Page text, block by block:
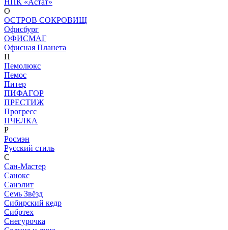
НПК «Астат»
О
ОСТРОВ СОКРОВИЩ
Офисбург
ОФИСМАГ
Офисная Планета
П
Пемолюкс
Пемос
Питер
ПИФАГОР
ПРЕСТИЖ
Прогресс
ПЧЕЛКА
Р
Росмэн
Русский стиль
С
Сан-Мастер
Санокс
Санэлит
Семь Звёзд
Сибирский кедр
Сибртех
Снегурочка